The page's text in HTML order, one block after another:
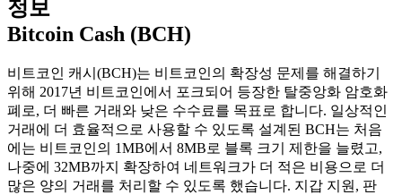
정보
Bitcoin Cash (BCH)
비트코인 캐시(BCH)는 비트코인의 확장성 문제를 해결하기
위해 2017년 비트코인에서 포크되어 등장한 탈중앙화 암호화
폐로, 더 빠른 거래와 낮은 수수료를 목표로 합니다. 일상적인
거래에 더 효율적으로 사용할 수 있도록 설계된 BCH는 처음
에는 비트코인의 1MB에서 8MB로 블록 크기 제한을 늘렸고,
나중에 32MB까지 확장하여 네트워크가 더 적은 비용으로 더
많은 양의 거래를 처리할 수 있도록 했습니다. 지갑 지원, 판